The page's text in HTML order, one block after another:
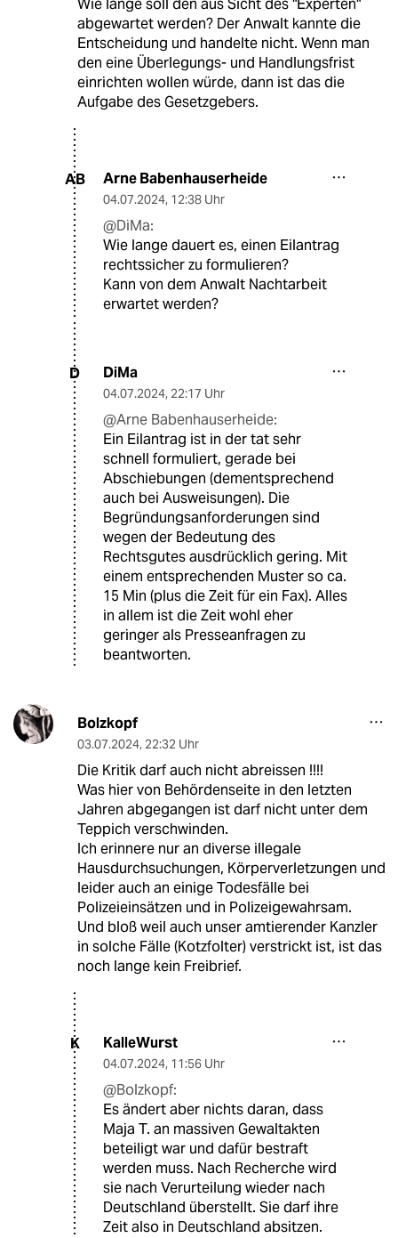
Wie lange soll den aus Sicht des "Experten"
abgewartet werden? Der Anwalt kannte die
Entscheidung und handelte nicht. Wenn man
den eine Überlegungs- und Handlungsfrist
einrichten wollen würde, dann ist das die
Aufgabe des Gesetzgebers.
AB Arne Babenhauserheide
04.07.2024, 12:38 Uhr
@DiMa:
Wie lange dauert es, einen Eilantrag
rechtssicher zu formulieren?
Kann von dem Anwalt Nachtarbeit
erwartet werden?
D DiMa
04.07.2024, 22:17 Uhr
@Arne Babenhauserheide:
Ein Eilantrag ist in der tat sehr
schnell formuliert, gerade bei
Abschiebungen (dementsprechend
auch bei Ausweisungen). Die
Begründungsanforderungen sind
wegen der Bedeutung des
Rechtsgutes ausdrücklich gering. Mit
einem entsprechenden Muster so ca.
15 Min (plus die Zeit für ein Fax). Alles
in allem ist die Zeit wohl eher
geringer als Presseanfragen zu
beantworten.
Bolzkopf
03.07.2024, 22:32 Uhr
Die Kritik darf auch nicht abreissen !!!!
Was hier von Behördenseite in den letzten
Jahren abgegangen ist darf nicht unter dem
Teppich verschwinden.
Ich erinnere nur an diverse illegale
Hausdurchsuchungen, Körperverletzungen und
leider auch an einige Todesfälle bei
Polizeieinsätzen und in Polizeigewahrsam.
Und bloß weil auch unser amtierender Kanzler
in solche Fälle (Kotzfolter) verstrickt ist, ist das
noch lange kein Freibrief.
K KalleWurst
04.07.2024, 11:56 Uhr
@Bolzkopf:
Es ändert aber nichts daran, dass
Maja T. an massiven Gewaltakten
beteiligt war und dafür bestraft
werden muss. Nach Recherche wird
sie nach Verurteilung wieder nach
Deutschland überstellt. Sie darf ihre
Zeit also in Deutschland absitzen.